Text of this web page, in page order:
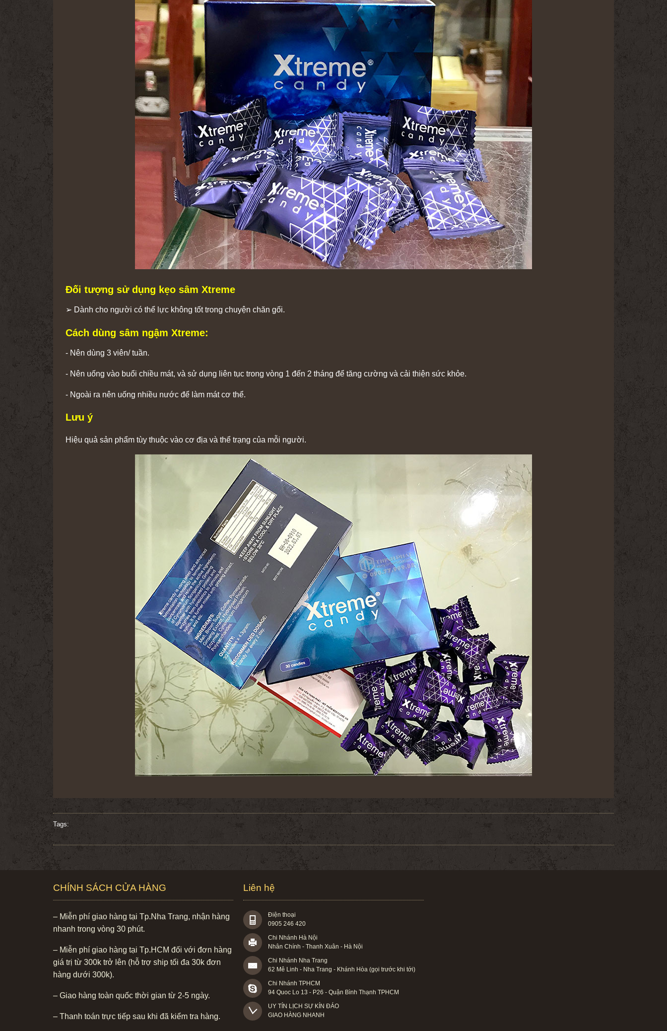
Đối tượng sử dụng kẹo sâm Xtreme
➢ Dành cho người có thể lực không tốt trong chuyện chăn gối.
Cách dùng sâm ngậm Xtreme:
- Nên dùng 3 viên/ tuần.
- Nên uống vào buổi chiều mát, và sử dụng liên tục trong vòng 1 đến 2 tháng để tăng cường và cải thiện sức khỏe.
- Ngoài ra nên uống nhiều nước để làm mát cơ thể.
Lưu ý
Hiệu quả sản phẩm tùy thuộc vào cơ địa và thể trạng của mỗi người.
Tags:
CHÍNH SÁCH CỬA HÀNG
– Miễn phí giao hàng tại Tp.Nha Trang, nhận hàng
nhanh trong vòng 30 phút.
– Miễn phí giao hàng tại Tp.HCM đối với đơn hàng
giá trị từ 300k trở lên (hỗ trợ ship tối đa 30k đơn
hàng dưới 300k).
– Giao hàng toàn quốc thời gian từ 2-5 ngày.
– Thanh toán trực tiếp sau khi đã kiểm tra hàng.
Liên hệ
Điện thoại
0905 246 420
Chi Nhánh Hà Nội
Nhân Chính - Thanh Xuân - Hà Nội
Chi Nhánh Nha Trang
62 Mê Linh - Nha Trang - Khánh Hòa (gọi trước khi tới)
Chi Nhánh TPHCM
94 Quoc Lo 13 - P26 - Quận Bình Thạnh TPHCM
UY TÍN LỊCH SỰ KÍN ĐÁO
GIAO HÀNG NHANH